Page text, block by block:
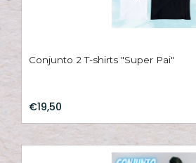
Conjunto 2 T-shirts "Super Pai"
€19,50